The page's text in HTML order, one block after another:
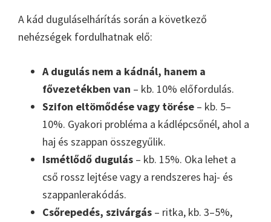
A kád duguláselhárítás során a következő
nehézségek fordulhatnak elő:
A dugulás nem a kádnál, hanem a
fővezetékben van – kb. 10% előfordulás.
Szifon eltömődése vagy törése – kb. 5–
10%. Gyakori probléma a kádlépcsőnél, ahol a
haj és szappan összegyűlik.
Ismétlődő dugulás – kb. 15%. Oka lehet a
cső rossz lejtése vagy a rendszeres haj- és
szappanlerakódás.
Csőrepedés, szivárgás – ritka, kb. 3–5%,